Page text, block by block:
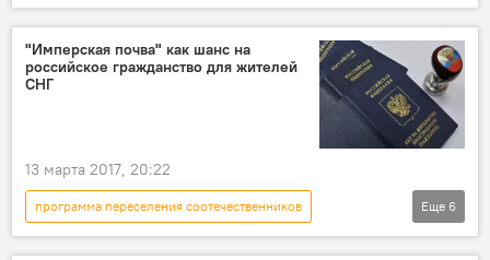
Все новости
Аналитика
Таджикистан
"Имперская почва" как шанс на
российское гражданство для жителей
СНГ
13 марта 2017, 20:22
программа переселения соотечественников
Мнение
Все новости
Госдума РФ
Еще 6